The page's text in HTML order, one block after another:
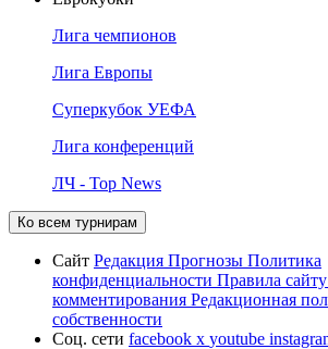
Лига чемпионов
Лига Европы
Суперкубок УЕФА
Лига конференций
ЛЧ - Top News
Ко всем турнирам
Сайт Редакция Прогнозы Политика
конфиденциальности Правила сайту
комментирования Редакционная
собственности
Соц. сети facebook x youtube